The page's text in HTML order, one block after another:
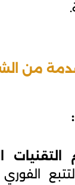
من
:
التقنيات